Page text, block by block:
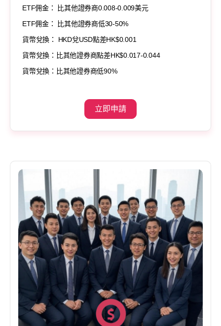
ETF佣金： 比其他證券商0.008-0.009美元
ETF佣金： 比其他證券商低30-50%
貨幣兌換： HKD兌USD點差HK$0.001
貨幣兌換：比其他證券商點差HK$0.017-0.044
貨幣兌換：比其他證券商低90%
立即申請